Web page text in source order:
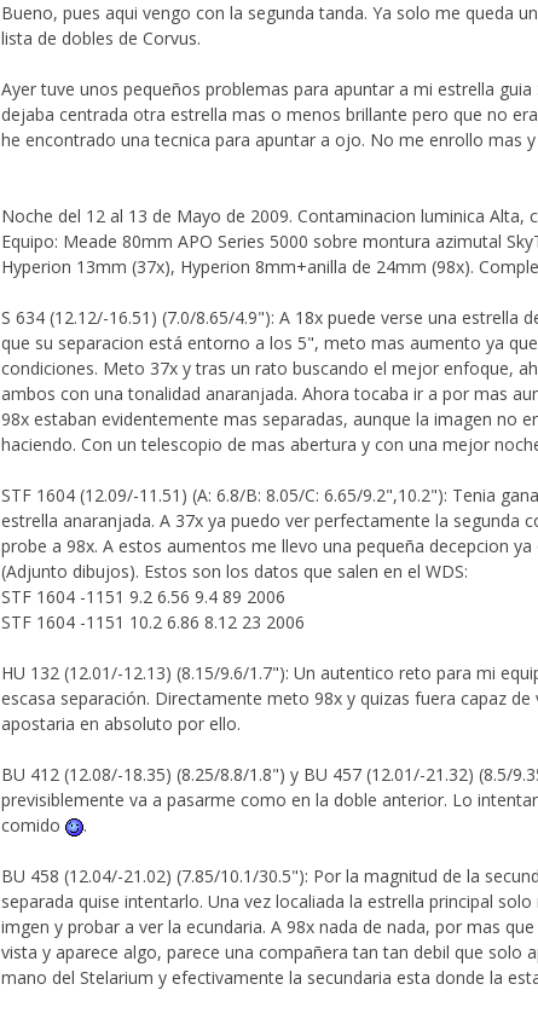
Bueno, pues aqui vengo con la segunda tanda. Ya solo me queda
lista de dobles de Corvus.
Ayer tuve unos pequeños problemas para apuntar a mi estrella
dejaba centrada otra estrella mas o menos brillante pero que no
he encontrado una tecnica para apuntar a ojo. No me enrollo mas
Noche del 12 al 13 de Mayo de 2009. Contaminacion luminica Alta,
Equipo: Meade 80mm APO Series 5000 sobre montura azimutal
Hyperion 13mm (37x), Hyperion 8mm+anilla de 24mm (98x).
S 634 (12.12/-16.51) (7.0/8.65/4.9"): A 18x puede verse una estrella
que su separacion está entorno a los 5", meto mas aumento ya
condiciones. Meto 37x y tras un rato buscando el mejor enfoque,
ambos con una tonalidad anaranjada. Ahora tocaba ir a por mas
98x estaban evidentemente mas separadas, aunque la imagen no
haciendo. Con un telescopio de mas abertura y con una mejor
STF 1604 (12.09/-11.51) (A: 6.8/B: 8.05/C: 6.65/9.2",10.2"): Tenia
estrella anaranjada. A 37x ya puedo ver perfectamente la segunda
probe a 98x. A estos aumentos me llevo una pequeña decepcion
(Adjunto dibujos). Estos son los datos que salen en el WDS:
STF 1604 -1151 9.2 6.56 9.4 89 2006
STF 1604 -1151 10.2 6.86 8.12 23 2006
HU 132 (12.01/-12.13) (8.15/9.6/1.7"): Un autentico reto para mi
escasa separación. Directamente meto 98x y quizas fuera capaz
apostaria en absoluto por ello.
BU 412 (12.08/-18.35) (8.25/8.8/1.8") y BU 457 (12.01/-21.32) (8.5/
previsiblemente va a pasarme como en la doble anterior. Lo
comido
.
BU 458 (12.04/-21.02) (7.85/10.1/30.5"): Por la magnitud de la
separada quise intentarlo. Una vez localiada la estrella principal
imgen y probar a ver la ecundaria. A 98x nada de nada, por mas
vista y aparece algo, parece una compañera tan tan debil que solo
mano del Stelarium y efectivamente la secundaria esta donde la